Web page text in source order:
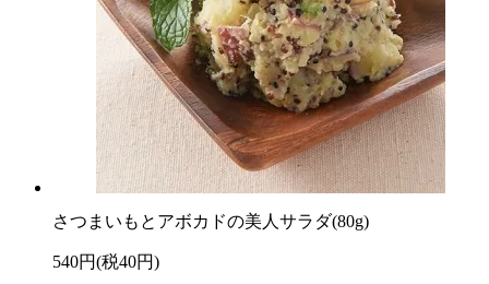
さつまいもとアボカドの美人サラダ(80g)
540円(税40円)